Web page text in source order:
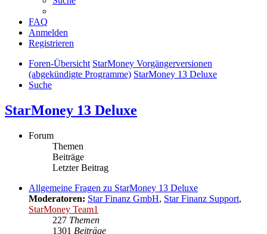
FAQ
Anmelden
Registrieren
Foren-Übersicht StarMoney Vorgängerversionen
(abgekündigte Programme) StarMoney 13 Deluxe
Suche
StarMoney 13 Deluxe
Forum
Themen
Beiträge
Letzter Beitrag
Allgemeine Fragen zu StarMoney 13 Deluxe
Moderatoren: Star Finanz GmbH, Star Finanz Support,
StarMoney Team1
227 Themen
1301 Beiträge